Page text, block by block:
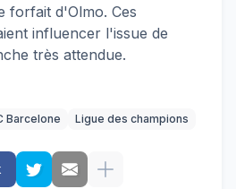
forfait d'Olmo. Ces
influencer l'issue de
très attendue.
Barcelone Ligue des champions